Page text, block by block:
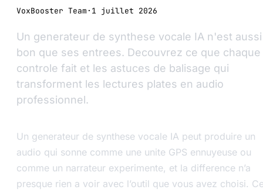
VoxBooster Team · 1 juillet 2026
Un generateur de synthese vocale IA n'est aussi
bon que ses entrees. Decouvrez ce que chaque
controle fait et les astuces de balisage qui
transforment les lectures plates en audio
professionnel.
Un generateur de synthese vocale IA peut produire un
audio qui sonne comme une unite GPS ennuyeuse ou
comme un narrateur experimente, et la difference n’a
presque rien a voir avec l’outil que vous avez choisi.